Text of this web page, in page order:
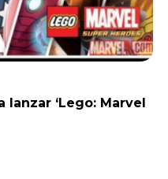
‘Lego: Marvel